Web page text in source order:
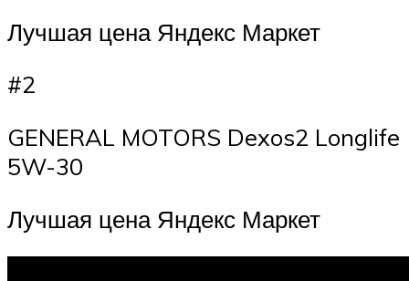
Лучшая цена Яндекс Маркет
#2
GENERAL MOTORS Dexos2 Longlife
5W-30
Лучшая цена Яндекс Маркет